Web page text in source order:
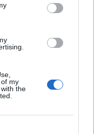
my
the
kliinisessä vireessä
näkymät –